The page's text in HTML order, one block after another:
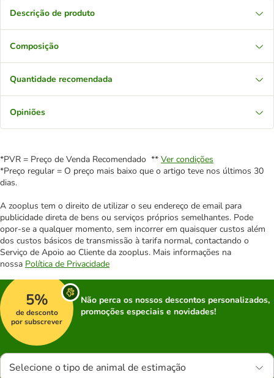
Descrição de produto
Composição
Quantidade recomendada
Opiniões
*PVR = Preço de Venda Recomendado ** Ver condições
*Preço regular = O preço mais baixo que o artigo teve nos últimos 30
dias.
A zooplus tem o direito de utilizar o seu endereço de email para
publicidade direta de bens ou serviços próprios semelhantes. Pode
opor-se a qualquer momento, sem incorrer em quaisquer custos além
dos custos básicos de transmissão à tarifa normal, contactando o
Serviço de Apoio ao Cliente da zooplus. Mais informações na
nossa Política de Privacidade
5%
de desconto
por subscrever
Não perca os nossos descontos personalizados,
promoções especiais e novidades!
Selecione o tipo de animal de estimação